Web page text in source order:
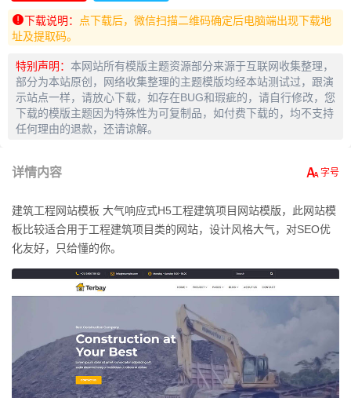
下载说明：
点下载后，微信扫描二维码确定后电脑端出现下载地
址及提取码。
特别声明： 本网站所有模版主题资源部分来源于互联网收集整理，
部分为本站原创，网络收集整理的主题模版均经本站测试过，跟演
示站点一样，请放心下载，如存在BUG和瑕疵的，请自行修改，您
下载的模版主题因为特殊性为可复制品，如付费下载的，均不支持
任何理由的退款，还请谅解。
详情内容
建筑工程网站模板 大气响应式H5工程建筑项目网站模版，此网站模
板比较适合用于工程建筑项目类的网站，设计风格大气，对SEO优
化友好，只给懂的你。